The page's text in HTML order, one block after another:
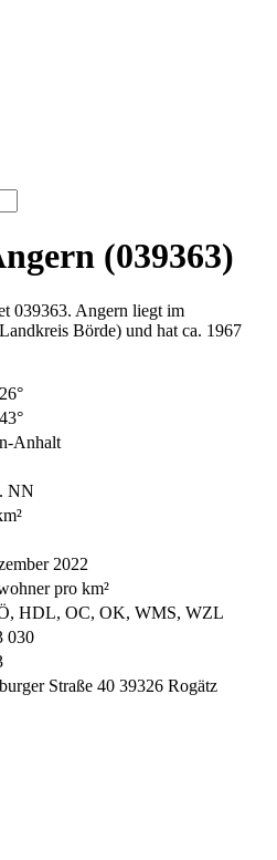
(039363)
039363. Angern liegt im
Börde) und hat ca. 1967
Anhalt
NN
2022
pro km²
HDL, OC, OK, WMS, WZL
030
Straße 40 39326 Rogätz